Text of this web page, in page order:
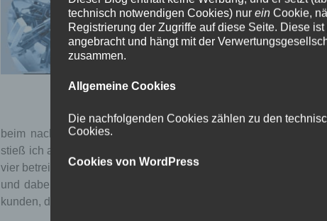
beim nachlesen über den umstrittenen rechtsanwalt günter
stieß ich auf www.ftpwelt.com, ein unsäglich dummes
vier betreibern, die dachten, mit dem illegalen vertrieb
und dabei unentdeckt bleiben zu können. und mindestens so
kunden, die sich nichts dabei dachten.
technisch notwendigen Cookies) nur ein Cookie,
Registrierung der Zugriffe auf diese Seite. Diese
angebracht und hängt mit der
zusammen.
Allgemeine Cookies
Die nachfolgenden Cookies zählen zu den
Cookies.
Cookies von WordPress